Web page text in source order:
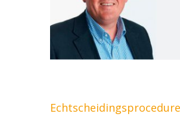
Echtscheidingsprocedure